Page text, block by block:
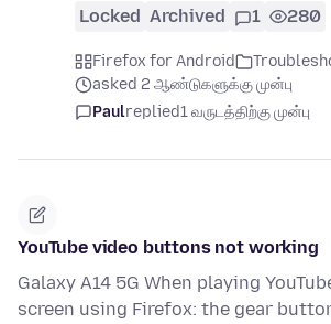
Locked Archived 1 280
Firefox for Android
asked 2 ஆண்டுகளுக்கு முன்பு
Paulreplied1 வருடத்திற்கு முன்பு
YouTube video buttons not working
Galaxy A14 5G When playing
screen using Firefox: the gear